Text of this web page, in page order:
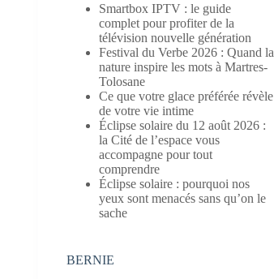
Smartbox IPTV : le guide
complet pour profiter de la
télévision nouvelle génération
Festival du Verbe 2026 : Quand la
nature inspire les mots à Martres-
Tolosane
Ce que votre glace préférée révèle
de votre vie intime
Éclipse solaire du 12 août 2026 :
la Cité de l’espace vous
accompagne pour tout
comprendre
Éclipse solaire : pourquoi nos
yeux sont menacés sans qu’on le
sache
BERNIE